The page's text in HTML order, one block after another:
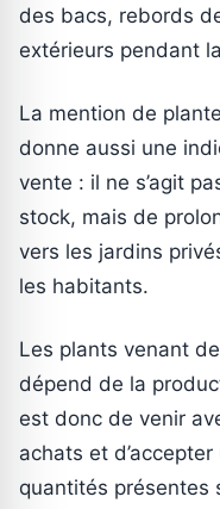
des bacs, rebords
extérieurs pendant
La mention de
donne aussi une
vente : il ne s’agit
stock, mais de
vers les jardins
les habitants.
Les plants venant
dépend de la
est donc de venir
achats et
quantités présentes